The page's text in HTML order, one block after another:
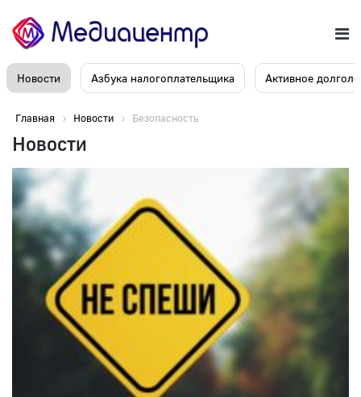
Новости Азбука налогоплательщика Активное
Главная Новости Безопасность
Новости